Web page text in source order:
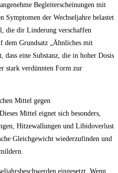
Begleiterscheinungen ⁣mit
Symptomen der Wechseljahre belastet
die dir Linderung verschaffen⁤
dem Grundsatz „Ähnliches mit
dass eine‌ Substanz, die in ‍hoher⁣ Dosis
stark verdünnten Form zur
Mittel gegen⁤
Mittel⁢ eignet ⁢sich besonders,⁤
Hitzewallungen und Libidoverlust
Gleichgewicht wiederzufinden​ und
eingesetzt. Wenn